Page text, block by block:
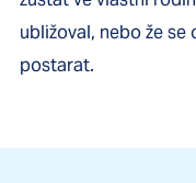
ubližoval, nebo že
postarat.